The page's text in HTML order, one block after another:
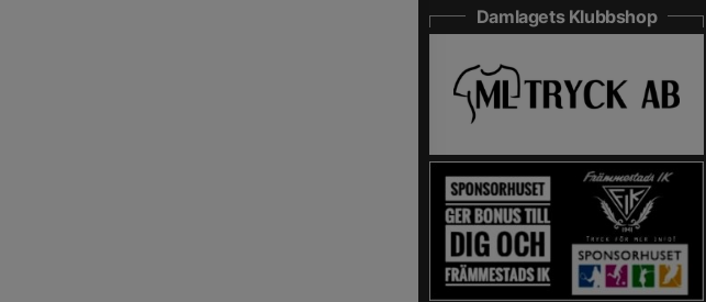
Damlagets Klubbshop